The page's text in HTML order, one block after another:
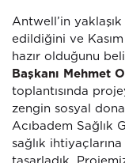
Antwell’in
edildiğini ve
hazır olduğunu
Başkanı Mehmet
toplantısında
zengin sosyal
Acıbadem Sağlık
sağlık